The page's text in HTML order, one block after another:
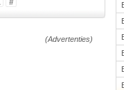
(Advertenties)